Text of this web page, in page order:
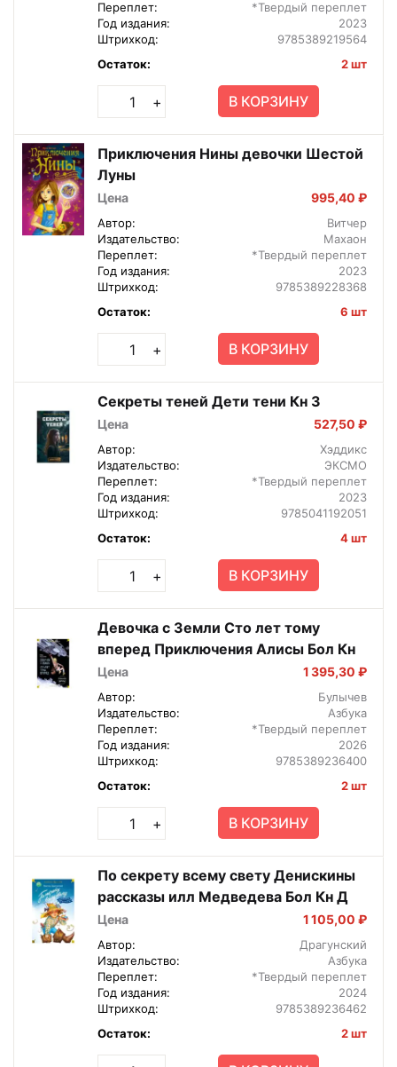
Переплет:
*Твердый переплет
Год издания:
2023
Штрихкод:
9785389219564
Остаток:
2 шт
+ В КОРЗИНУ
Приключения Нины девочки Шестой
Луны
Цена 995,40 ₽
Автор:
Витчер
Издательство:
Махаон
Переплет:
*Твердый переплет
Год издания:
2023
Штрихкод:
9785389228368
Остаток:
6 шт
+ В КОРЗИНУ
Секреты теней Дети тени Кн 3
Цена 527,50 ₽
Автор:
Хэддикс
Издательство:
ЭКСМО
Переплет:
*Твердый переплет
Год издания:
2023
Штрихкод:
9785041192051
Остаток:
4 шт
+ В КОРЗИНУ
Девочка с Земли Сто лет тому
вперед Приключения Алисы Бол Кн
Цена 1 395,30 ₽
Автор:
Булычев
Издательство:
Азбука
Переплет:
*Твердый переплет
Год издания:
2026
Штрихкод:
9785389236400
Остаток:
2 шт
+ В КОРЗИНУ
По секрету всему свету Денискины
рассказы илл Медведева Бол Кн Д
Цена 1 105,00 ₽
Автор:
Драгунский
Издательство:
Азбука
Переплет:
*Твердый переплет
Год издания:
2024
Штрихкод:
9785389236462
Остаток:
2 шт